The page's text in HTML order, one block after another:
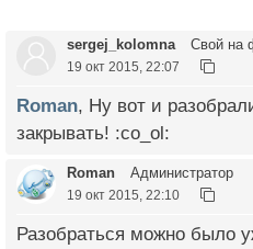
sergej_kolomna Свой на
19 окт 2015, 22:07
Roman, Ну вот и
закрывать! :co_ol:
Roman Администратор
19 окт 2015, 22:10
Разобраться можно было